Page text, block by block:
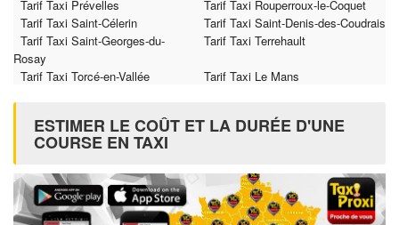
Tarif Taxi Prévelles
Tarif Taxi Rouperroux-le-Coquet
Tarif Taxi Saint-Célerin
Tarif Taxi Saint-Denis-des-Coudrais
Tarif Taxi Saint-Georges-du-
Rosay
Tarif Taxi Terrehault
Tarif Taxi Torcé-en-Vallée Tarif Taxi Le Mans
ESTIMER LE COÛT ET LA DURÉE D'UNE
COURSE EN TAXI